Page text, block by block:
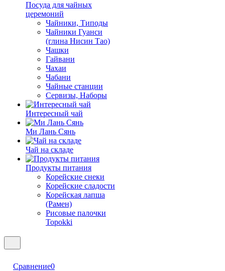
Посуда для чайных
церемоний
Чайники, Типоды
Чайники Гуанси
(глина Нисин Тао)
Чашки
Гайвани
Чахаи
Чабани
Чайные станции
Сервизы, Наборы
Интересный чай
Ми Лань Сянь
Чай на складе
Продукты питания
Корейские снеки
Корейские сладости
Корейская лапша
(Рамен)
Рисовые палочки
Topokki
Сравнение0